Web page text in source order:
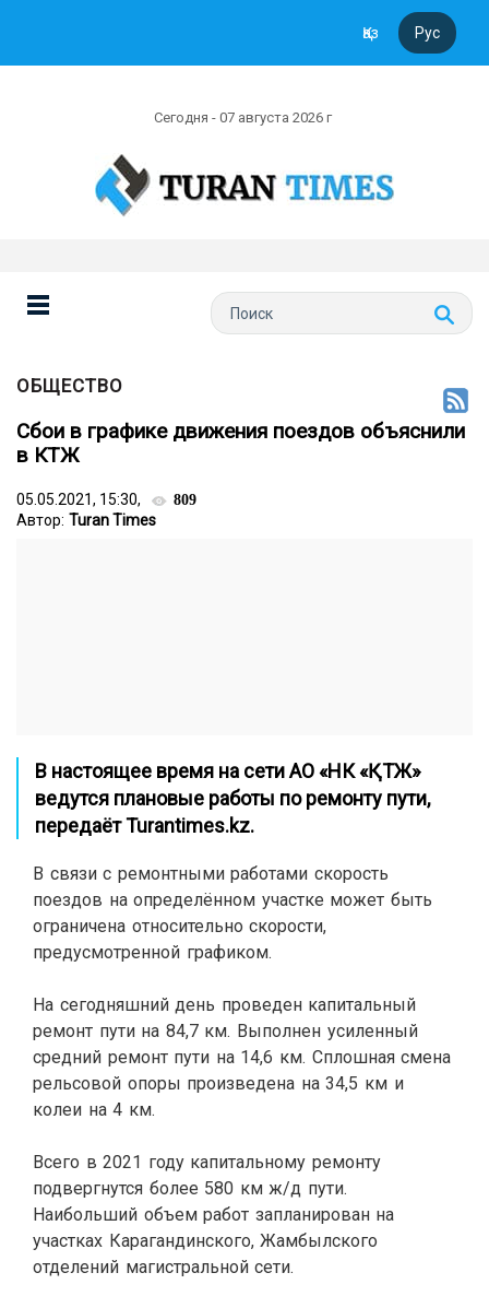
Қаз Рус
Сегодня - 07 августа 2026 г
ОБЩЕСТВО
Сбои в графике движения поездов объяснили
в КТЖ
05.05.2021, 15:30, 809
Автор: Turan Times
В настоящее время на сети АО «НК «ҚТЖ»
ведутся плановые работы по ремонту пути,
передаётTurantimes.kz.
В связи с ремонтными работами скорость
поездов на определённом участке может быть
ограничена относительно скорости,
предусмотренной графиком.
На сегодняшний день проведен капитальный
ремонт пути на 84,7 км. Выполнен усиленный
средний ремонт пути на 14,6 км. Сплошная смена
рельсовой опоры произведена на 34,5 км и
колеи на 4 км.
Всего в 2021 году капитальному ремонту
подвергнутся более 580 км ж/д пути.
Наибольший объем работ запланирован на
участках Карагандинского, Жамбылского
отделений магистральной сети.